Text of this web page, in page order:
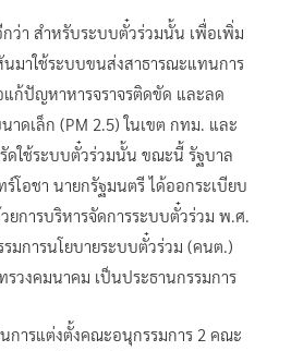
ว่า สำหรับระบบตั๋วร่วมนั้น เพื่อเพิ่ม
มาใช้ระบบขนส่งสาธารณะแทนการ
ก้ปัญหาหารจราจรติดขัด และลด
ดเล็ก (PM 2.5) ในเขต กทม. และ
ดใช้ระบบตั๋วร่วมนั้น ขณะนี้ รัฐบาล
โอชา นายกรัฐมนตรี ได้ออกระเบียบ
ยการบริหารจัดการระบบตั๋วร่วม พ.ศ.
มการนโยบายระบบตั๋วร่วม (คนต.)
รวงคมนาคม เป็นประธานกรรมการ
การแต่งตั้งคณะอนุกรรมการ 2 คณะ